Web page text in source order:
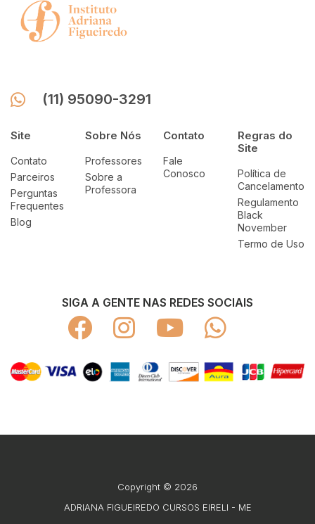
(11) 95090-3291
Site
Contato
Parceiros
Perguntas
Frequentes
Blog
Sobre Nós
Professores
Sobre a
Professora
Contato
Fale
Conosco
Regras do
Site
Política de
Cancelamento
Regulamento
Black
November
Termo de Uso
SIGA A GENTE NAS REDES SOCIAIS
Copyright © 2026
ADRIANA FIGUEIREDO CURSOS EIRELI - ME